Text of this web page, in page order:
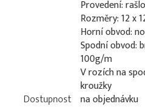
Provedení:
Rozměry: 12 x
Horní obvod:
Spodní obvod:
100g/m
V rozích na
kroužky
Dostupnost na objednávku